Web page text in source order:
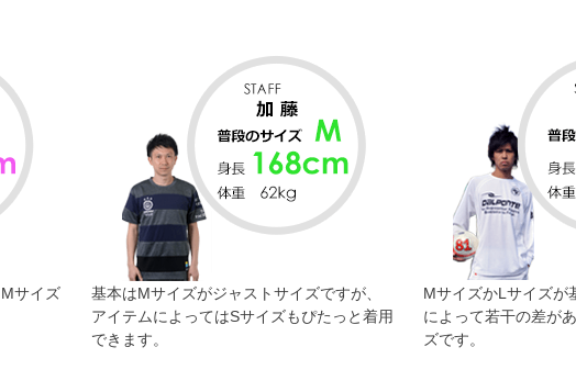
サイズ
基本はMサイズがジャストサイズですが、
アイテムによってはSサイズもぴたっと着用
できます。
MサイズかLサイズが
によって若干の差が
ズです。